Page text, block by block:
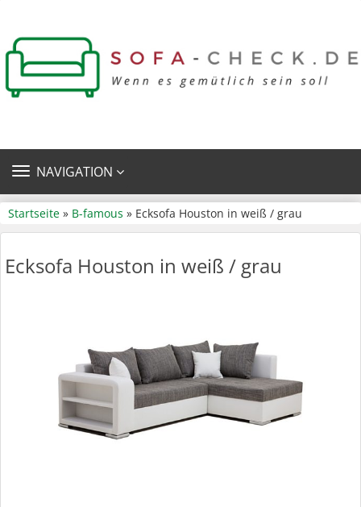
TOGGLE
NAVIGATION
Startseite » B-famous » Ecksofa Houston in weiß / grau
Ecksofa Houston in weiß / grau